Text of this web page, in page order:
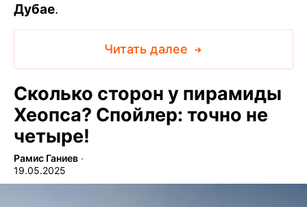
Дубае.
Читать далее
Сколько сторон у пирамиды
Хеопса? Спойлер: точно не
четыре!
Рамис Ганиев ∙
19.05.2025